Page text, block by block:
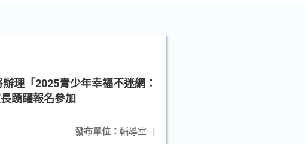
理「2025青少年幸福不迷網：
踴躍報名參加
發布單位： 輔導室 |